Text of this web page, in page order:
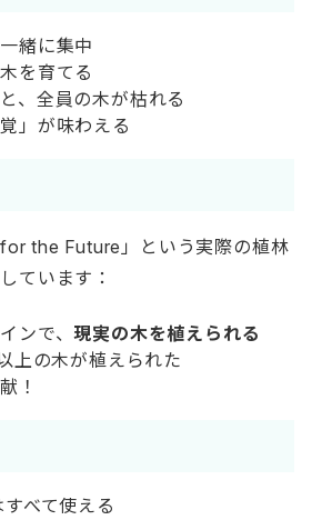
緒に集中
を育てる
、全員の木が枯れる
」が味わえる
the Future」という実際の植林
ています：
ンで、現実の木を植えられる
上の木が植えられた
！
べて使える